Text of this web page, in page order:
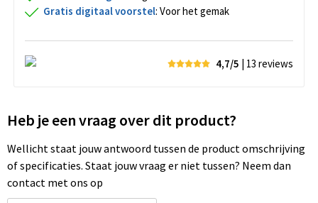
Gratis digitaal voorstel: Voor het gemak
4,7/5 | 13 reviews
Heb je een vraag over dit product?
Wellicht staat jouw antwoord tussen de product omschrijving
of specificaties. Staat jouw vraag er niet tussen? Neem dan
contact met ons op